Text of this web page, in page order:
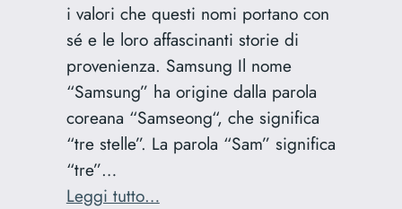
i valori che questi nomi portano con
sé e le loro affascinanti storie di
provenienza. Samsung Il nome
“Samsung” ha origine dalla parola
coreana “Samseong“, che significa
“tre stelle”. La parola “Sam” significa
“tre”…
Leggi tutto…: